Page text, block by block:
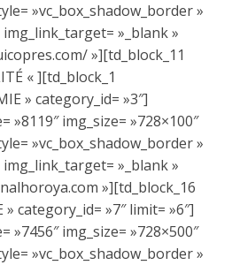
»vc_box_shadow_border »
»_blank »
»][td_block_11
« ][td_block_1
» category_id= »3″]
»8119″ img_size= »728×100″
»vc_box_shadow_border »
»_blank »
»][td_block_16
category_id= »7″ limit= »6″]
»7456″ img_size= »728×500″
»vc_box_shadow_border »